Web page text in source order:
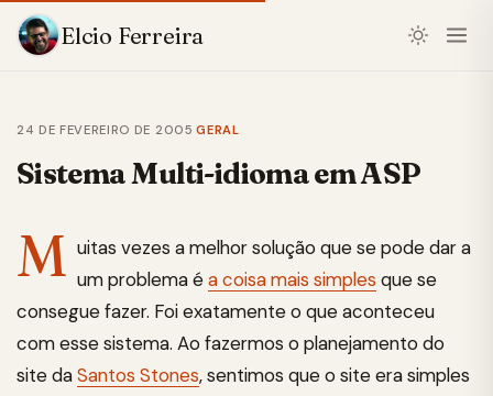
Elcio Ferreira
24 DE FEVEREIRO DE 2005 ·GERAL
Sistema Multi-idioma em ASP
M uitas vezes a melhor solução que se pode dar a
um problema éa coisa mais simples que se
consegue fazer. Foi exatamente o que aconteceu
com esse sistema. Ao fazermos o planejamento do
site daSantos Stones, sentimos que o site era simples